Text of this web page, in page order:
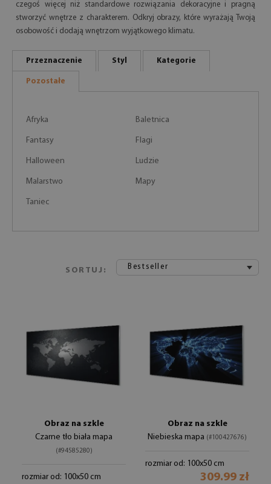
czegoś więcej niż standardowe rozwiązania dekoracyjne i pragną
stworzyć wnętrze z charakterem. Odkryj obrazy, które wyrażają Twoją
osobowość i dodają wnętrzom wyjątkowego klimatu.
Przeznaczenie Styl Kategorie
Pozostałe
Afryka Baletnica
Fantasy Flagi
Halloween Ludzie
Malarstwo Mapy
Taniec
SORTUJ: Bestseller
Obraz na szkle
Czarne tło biała mapa
(#94585280)
rozmiar od: 100x50 cm
Obraz na szkle
Niebieska mapa (#100427676)
rozmiar od: 100x50 cm
309.99 zł